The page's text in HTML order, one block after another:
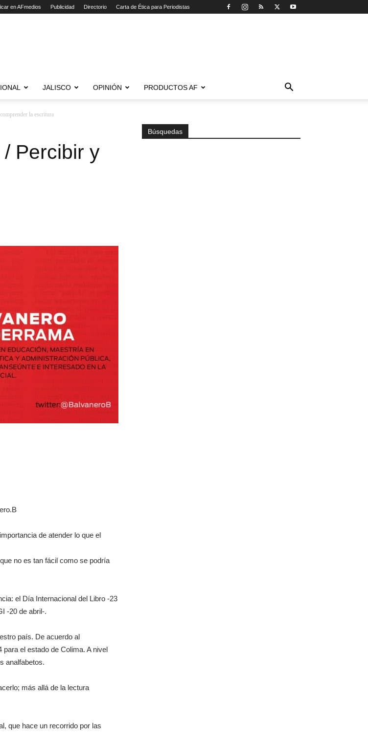
en AFmedios Publicidad Directorio Carta de Ética para Periodistas
JALISCO OPINIÓN PRODUCTOS AF
la escritura
Percibir y
de atender lo que el
no es tan fácil como se podría
el Día Internacional del Libro -23
-20 de abril-.
país. De acuerdo al
el estado de Colima. A nivel
analfabetos.
más allá de la lectura
que hace un recorrido por las
Búsquedas